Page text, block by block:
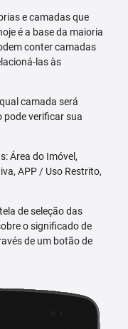
e camadas que
é a base da maioria
conter camadas
las às
camada será
pode verificar sua
Área do Imóvel,
APP / Uso Restrito,
de seleção das
o significado de
de um botão de